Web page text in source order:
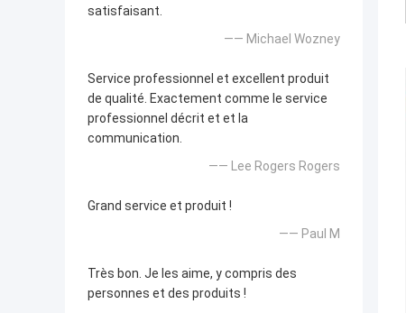
satisfaisant.
—— Michael Wozney
Service professionnel et excellent produit
de qualité. Exactement comme le service
professionnel décrit et et la
communication.
—— Lee Rogers Rogers
Grand service et produit !
—— Paul M
Très bon. Je les aime, y compris des
personnes et des produits !